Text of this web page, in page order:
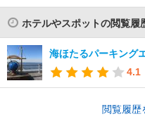
ホテルやスポットの閲覧履
海ほたるパーキング
4.1
閲覧履歴